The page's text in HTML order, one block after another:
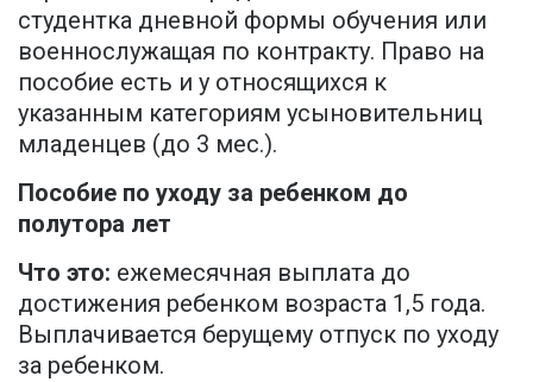
студентка дневной формы обучения или
военнослужащая по контракту. Право на
пособие есть и у относящихся к
указанным категориям усыновительниц
младенцев (до 3 мес.).
Пособие по уходу за ребенком до
полутора лет
Что это: ежемесячная выплата до
достижения ребенком возраста 1,5 года.
Выплачивается берущему отпуск по уходу
за ребенком.